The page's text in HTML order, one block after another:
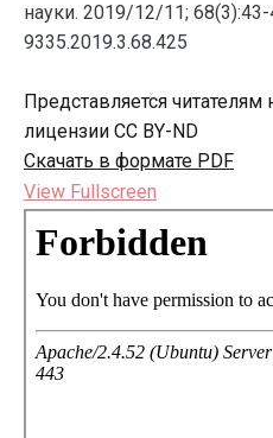
науки. 2019/12/11;
9335.2019.3.68.425
Представляется
лицензии CC BY-ND
Скачать в формате PDF
View Fullscreen
Перейти
содержимому